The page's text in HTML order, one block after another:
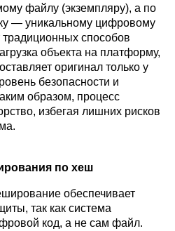
файлу (экземпляру), а по
— уникальному цифровому
традиционных способов
объекта на платформу,
оригинал только у
безопасности и
образом, процесс
избегая лишних рисков
по хеш
обеспечивает
так как система
код, а не сам файл.